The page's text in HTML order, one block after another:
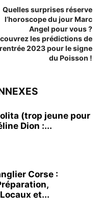
Quelles surprises réserve
l’horoscope du jour Marc
Angel pour vous ?
les prédictions de
2023 pour le signe
du Poisson !
(trop jeune pour
Dion :...
Corse :
et...